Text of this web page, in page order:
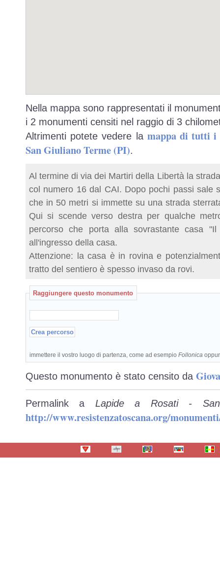
Nella mappa sono rappresentati il
i 2 monumenti censiti nel raggio di 3
Altrimenti potete vedere la mappa di tutti i
San Giuliano Terme (PI).
Al termine di via dei Martiri della Libertà la
col numero 16 dal CAI. Dopo pochi passi sale
che in 50 metri si immette su una strada
Qui si scende verso destra per qualche
percorso che porta alla sovrastante casa
all'ingresso della casa.
Attenzione: la casa è in rovina e
tratto del sentiero è spesso invaso da rovi.
Raggiungere questo monumento
immettere il vostro luogo di partenza, come ad esempio Follonica
Questo monumento è stato censito da
Permalink a Lapide a Rosati -
http://www.resistenzatoscana.org/